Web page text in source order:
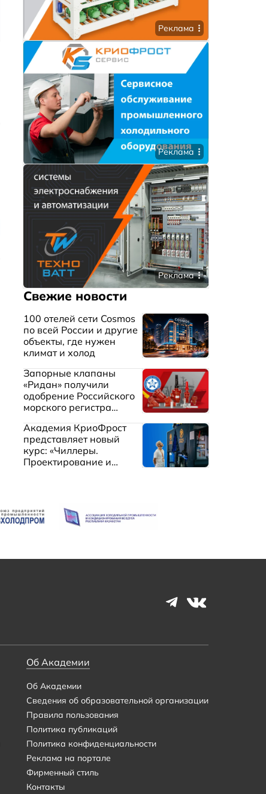
Реклама
Реклама
Реклама
Свежие новости
100 отелей сети Cosmos
по всей России и другие
объекты, где нужен
климат и холод
Запорные клапаны
«Ридан» получили
одобрение Российского
морского регистра
Академия КриоФрост
представляет новый
курс: «Чиллеры.
Проектирование и
Об Академии
Об Академии
Сведения об образовательной организации
Правила пользования
Политика публикаций
Политика конфиденциальности
Реклама на портале
Фирменный стиль
Контакты